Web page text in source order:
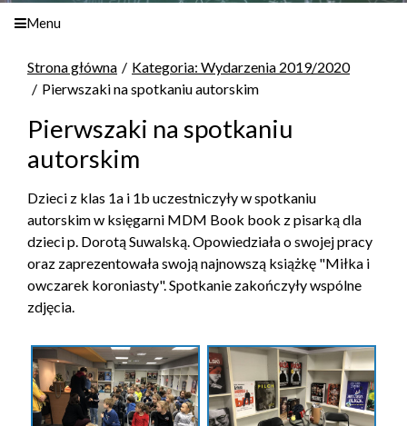
Menu
Strona główna
Kategoria: Wydarzenia 2019/2020
Pierwszaki na spotkaniu autorskim
Pierwszaki na spotkaniu
autorskim
Dzieci z klas 1a i 1b uczestniczyły w spotkaniu
autorskim w księgarni MDM Book book z pisarką dla
dzieci p. Dorotą Suwalską. Opowiedziała o swojej pracy
oraz zaprezentowała swoją najnowszą książkę "Miłka i
owczarek koroniasty". Spotkanie zakończyły wspólne
zdjęcia.